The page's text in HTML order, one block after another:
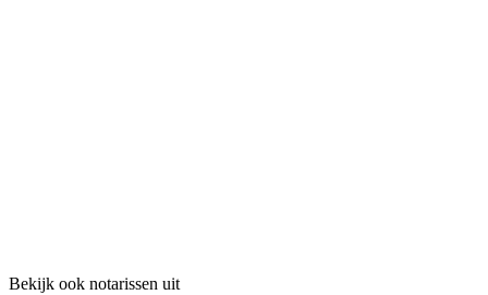
Bekijk ook notarissen uit